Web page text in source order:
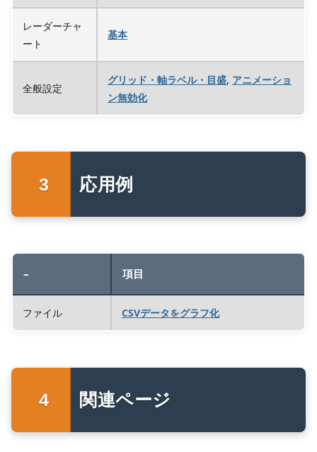
レーダーチャ
ート
基本
全般設定
グリッド・軸ラベル・目盛, アニメーショ
ン無効化
応用例
– 項目
ファイル CSVデータをグラフ化
関連ページ